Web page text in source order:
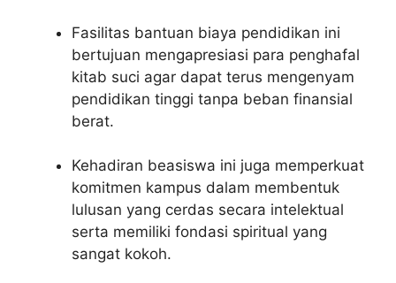
Fasilitas bantuan biaya pendidikan ini
bertujuan mengapresiasi para penghafal
kitab suci agar dapat terus mengenyam
pendidikan tinggi tanpa beban finansial
berat.
Kehadiran beasiswa ini juga memperkuat
komitmen kampus dalam membentuk
lulusan yang cerdas secara intelektual
serta memiliki fondasi spiritual yang
sangat kokoh.